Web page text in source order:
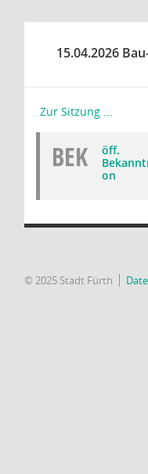
15.04.2026
Zur Sitzung ...
BEK
öff.
on
© 2025 Stadt Fürth